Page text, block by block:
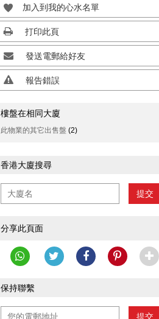
加入到我的心水名單
打印此頁
發送電郵給好友
報告錯誤
樓盤在相同大廈
此物業的其它出售盤 (2)
香港大廈搜尋
提交
分享此頁面
保持聯繫
提交